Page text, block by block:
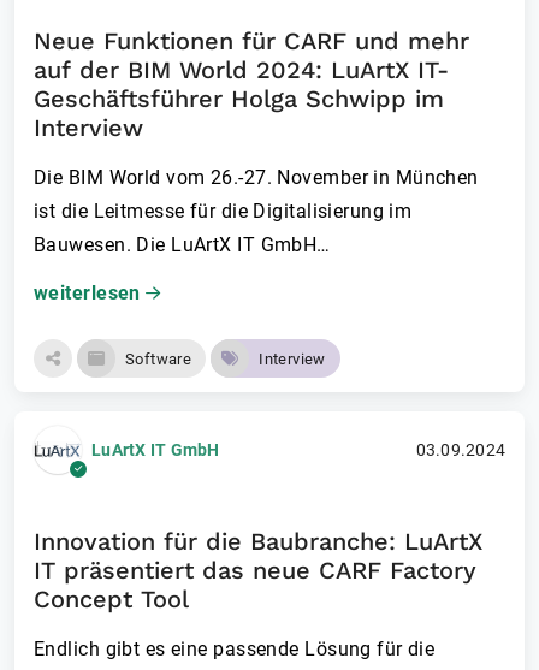
Neue Funktionen für CARF und mehr
auf der BIM World 2024: LuArtX IT-
Geschäftsführer Holga Schwipp im
Interview
Die BIM World vom 26.-27. November in München
ist die Leitmesse für die Digitalisierung im
Bauwesen. Die LuArtX IT GmbH…
weiterlesen
Software Interview
LuArtX IT GmbH 03.09.2024
Innovation für die Baubranche: LuArtX
IT präsentiert das neue CARF Factory
Concept Tool
Endlich gibt es eine passende Lösung für die